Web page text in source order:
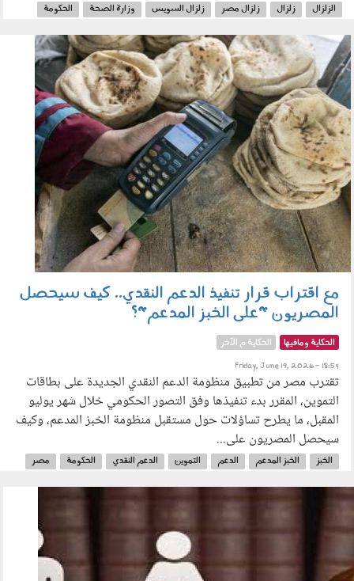
الزلزال زلزال زلزال مصر زلزال السويس وزارة الصحة
الحكومة
190601.jpg
مع اقتراب قرار تنفيذ الدعم النقدي.. كيف سيحصل
المصريون "على الخبز المدعم"؟
الحكاية ومافيها الحكاية م الآخر
Friday, June 19, 2026 - 18:54
تقترب مصر من تطبيق منظومة الدعم النقدي الجديدة على بطاقات
التموين، المقرر بدء تنفيذها وفق التصور الحكومي خلال شهر يوليو
المقبل، ما يطرح تساؤلات حول مستقبل منظومة الخبز المدعم، وكيف
سيحصل المصريون على...
الخبز الخبز المدعم الدعم التموين الدعم النقدي الحكومة
مصر
310505.jpg